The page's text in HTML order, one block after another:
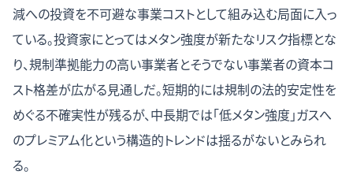
減への投資を不可避な事業コストとして組み込む局面に入っ
ている。投資家にとってはメタン強度が新たなリスク指標とな
り、規制準拠能力の高い事業者とそうでない事業者の資本コ
スト格差が広がる見通しだ。短期的には規制の法的安定性を
めぐる不確実性が残るが、中長期では「低メタン強度」ガスへ
のプレミアム化という構造的トレンドは揺るがないとみられ
る。